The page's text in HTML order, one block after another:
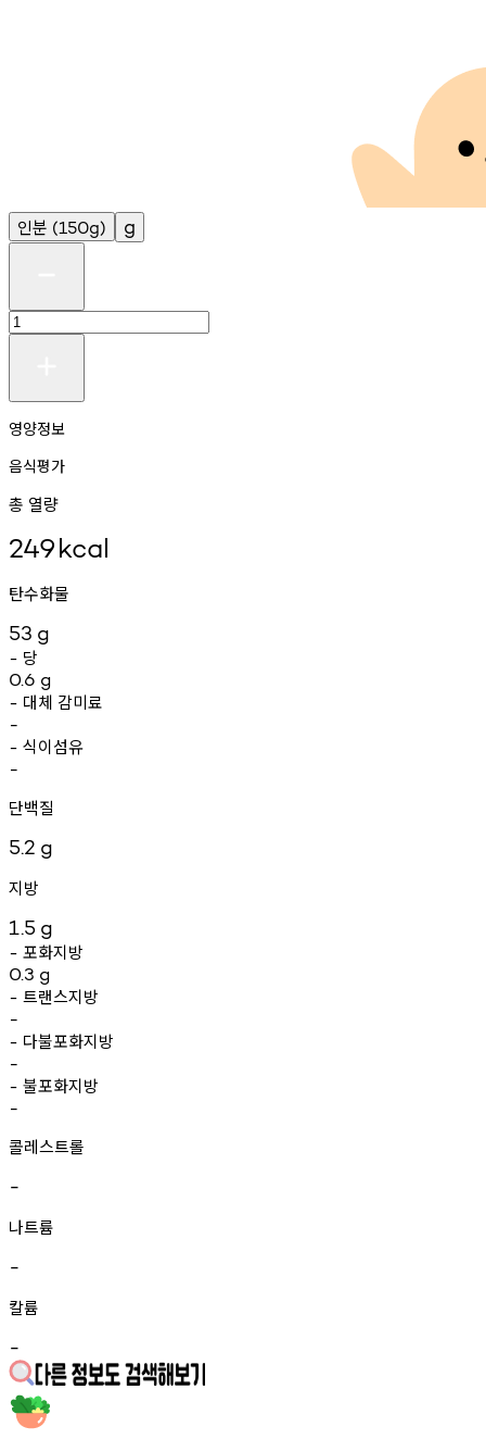
인분 (150g) g
영양정보
음식평가
총 열량
249kcal
탄수화물
53 g
- 당
0.6 g
- 대체 감미료
-
- 식이섬유
-
단백질
5.2 g
지방
1.5 g
- 포화지방
0.3 g
- 트랜스지방
-
- 다불포화지방
-
- 불포화지방
-
콜레스트롤
-
나트륨
-
칼륨
-